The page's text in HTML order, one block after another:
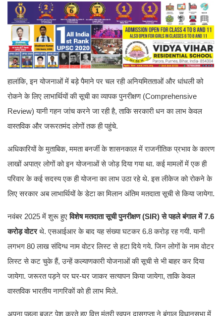
हालांकि, इन योजनाओं में बड़े पैमाने पर चल रही अनियमितताओं और धांधली को
रोकने के लिए लाभार्थियों की सूची का व्यापक पुनरीक्षण (Comprehensive
Review) यानी गहन जांच करने जा रही है, ताकि सरकारी धन का लाभ केवल
वास्तविक और जरूरतमंद लोगों तक ही पहुंचे.
अधिकारियों के मुताबिक, ममता बनर्जी के शासनकाल में राजनीतिक प्रभाव के कारण
लाखों अपात्र लोगों को इन योजनाओं से जोड़ दिया गया था. कई मामलों में एक ही
परिवार के कई सदस्य एक ही योजना का लाभ उठा रहे थे. इस लीकेज को रोकने के
लिए सरकार अब लाभार्थियों के डेटा का मिलान अंतिम मतदाता सूची से किया जायेगा.
नवंबर 2025 में शुरू हुएविशेष मतदाता सूची पुनरीक्षण (SIR) से पहले बंगाल में 7.6
करोड़ वोटरथे. एसआईआर के बाद यह संख्या घटकर 6.8 करोड़ रह गयी. यानी
लगभग 80 लाख संदिग्ध नाम वोटर लिस्ट से हटा दिये गये. जिन लोगों के नाम वोटर
लिस्ट से कट चुके हैं, उन्हें कल्याणकारी योजनाओं की सूची से भी बाहर कर दिया
जायेगा. जरूरत पड़ने पर घर-घर जाकर सत्यापन किया जायेगा, ताकि केवल
वास्तविक भारतीय नागरिकों को ही लाभ मिले.
अपना पहला बजट पेश करते हुए वित्त मंत्री स्वपन दासगुप्ता ने बंगाल विधानसभा में